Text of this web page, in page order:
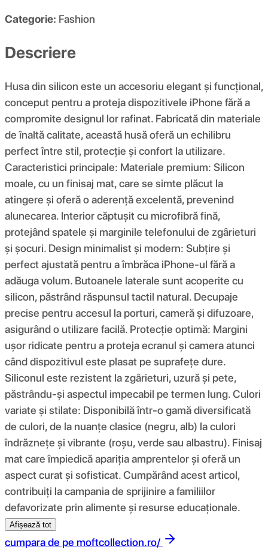
Categorie: Fashion
Descriere
Husa din silicon este un accesoriu elegant și funcțional,
conceput pentru a proteja dispozitivele iPhone fără a
compromite designul lor rafinat. Fabricată din materiale
de înaltă calitate, această husă oferă un echilibru
perfect între stil, protecție și confort la utilizare.
Caracteristici principale: Materiale premium: Silicon
moale, cu un finisaj mat, care se simte plăcut la
atingere și oferă o aderență excelentă, prevenind
alunecarea. Interior căptușit cu microfibră fină,
protejând spatele și marginile telefonului de zgârieturi
și șocuri. Design minimalist și modern: Subțire și
perfect ajustată pentru a îmbrăca iPhone-ul fără a
adăuga volum. Butoanele laterale sunt acoperite cu
silicon, păstrând răspunsul tactil natural. Decupaje
precise pentru accesul la porturi, cameră și difuzoare,
asigurând o utilizare facilă. Protecție optimă: Margini
ușor ridicate pentru a proteja ecranul și camera atunci
când dispozitivul este plasat pe suprafețe dure.
Siliconul este rezistent la zgârieturi, uzură și pete,
păstrându-și aspectul impecabil pe termen lung. Culori
variate și stilate: Disponibilă într-o gamă diversificată
de culori, de la nuanțe clasice (negru, alb) la culori
îndrăznețe și vibrante (roșu, verde sau albastru). Finisaj
mat care împiedică apariția amprentelor și oferă un
aspect curat și sofisticat. Cumpărând acest articol,
contribuiți la campania de sprijinire a familiilor
defavorizate prin alimente și resurse educaționale.
Afișează tot
cumpara de pe moftcollection.ro/